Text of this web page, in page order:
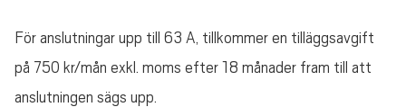
För anslutningar upp till 63 A, tillkommer en tilläggsavgift
på 750 kr/mån exkl. moms efter 18 månader fram till att
anslutningen sägs upp.